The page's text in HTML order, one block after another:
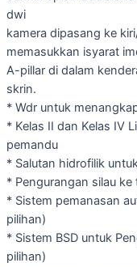
dwi
kamera dipasang ke
memasukkan isyarat
A-pillar di dalam
skrin.
* Wdr untuk
* Kelas II dan Kelas IV
pemandu
* Salutan hidrofilik
* Pengurangan silau
* Sistem pemanasan
pilihan)
* Sistem BSD untuk
pilihan)